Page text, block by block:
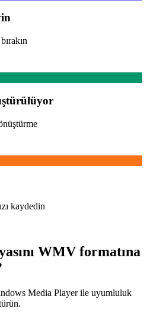
kaydedin
WMV formatına
Media Player ile uyumluluk